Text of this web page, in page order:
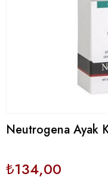
Neutrogena Ayak
₺134,00